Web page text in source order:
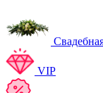
VIP